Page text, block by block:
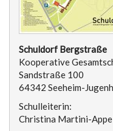
Schuldorf Bergstraße
Kooperative
Sandstraße 100
64342 Seeheim-
Schulleiterin:
Christina Martini-